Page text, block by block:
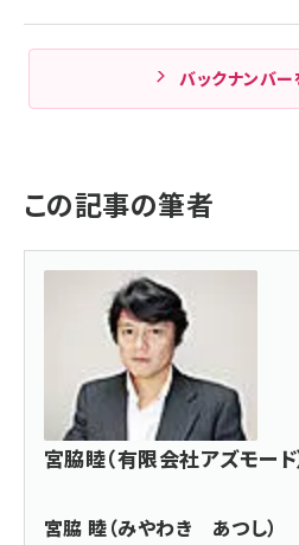
バックナンバー
この記事の筆者
宮脇睦（有限会社アズモード
宮脇 睦（みやわき あつし）